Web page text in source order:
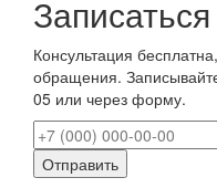
Консультация
обращения.
05 или через форму.